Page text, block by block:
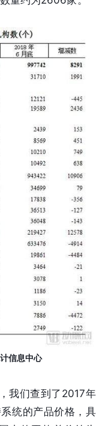
信息中心
我们查到了2017年
统的产品价格，具